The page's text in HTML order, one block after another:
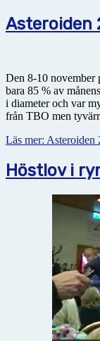
Asteroiden
Den 8-10 november
bara 85 % av
i diameter och var
från TBO men
Läs mer: Asteroiden
Höstlov i